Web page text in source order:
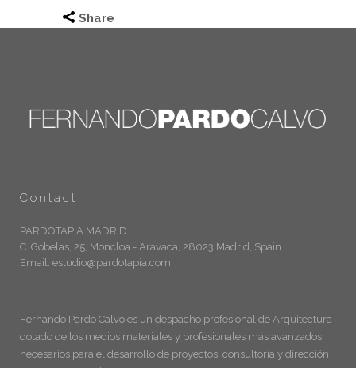
Share
Contact
PARDOTAPIA MADRID
C. Gobelas, 25, Moncloa - Aravaca, 28023 Madrid, Spain
Email: estudio@pardotapia.com
Fernando Pardo Calvo es un despacho profesional de Arquitectura
dotado de los medios materiales y profesionales más avanzados
necesarios para el desarrollo de proyectos, consultoría y dirección